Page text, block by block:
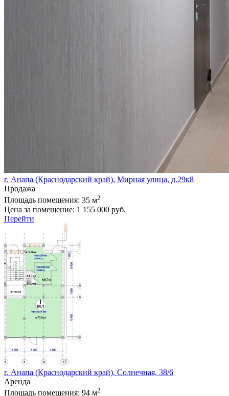
г. Анапа (Краснодарский край), Мирная улица, д.29к8
Продажа
Площадь помещения: 35 м2
Цена за помещение: 1 155 000 руб.
Перейти
г. Анапа (Краснодарский край), Солнечная, 38/6
Аренда
Площадь помещения: 94 м2